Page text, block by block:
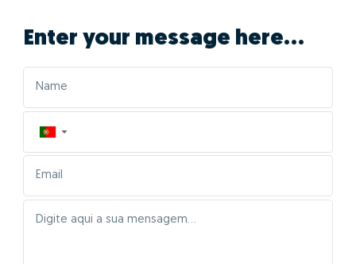
Enter your message here...
▼